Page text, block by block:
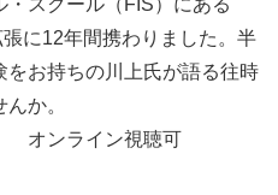
スクール（FIS）にある
に12年間携わりました。半
お持ちの川上氏が語る往時
か。
オンライン視聴可